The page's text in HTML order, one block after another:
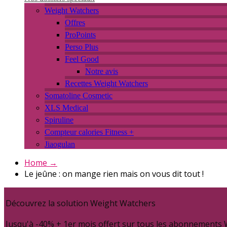
Weight Watchers
Offres
ProPoints
Perso Plus
Feel Good
Notre avis
Recettes Weight Watchers
Somatoline Cosmetic
XLS Medical
Spiruline
Compteur calories Fitness +
Jiaogulan
Home →
Le jeûne : on mange rien mais on vous dit tout !
Découvrez la solution Weight Watchers
Jusqu'à -40% + 1er mois offert sur tous les abonnements